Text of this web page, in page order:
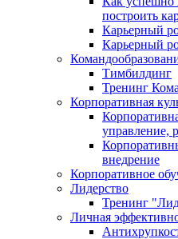
построить
Карьерный
Карьерный
Тимбилдинг
Тренинг
Корпоративная
управление,
внедрение
Корпоративное
Лидерство
Тренинг
Личная